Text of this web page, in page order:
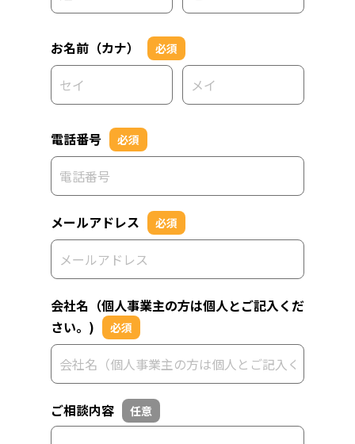
お名前（カナ） 必須
電話番号 必須
メールアドレス 必須
会社名（個人事業主の方は個人とご記入くだ
さい。)
必須
ご相談内容 任意